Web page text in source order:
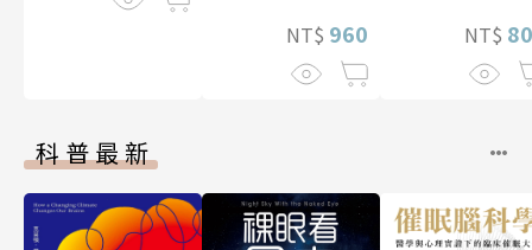
NT$ 960 NT$
科普最新